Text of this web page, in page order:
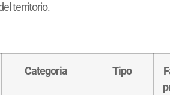
territorio.
Categoria Tipo